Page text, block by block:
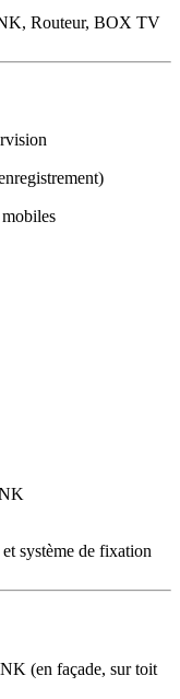
Routeur, BOX TV
système de fixation
(en façade, sur toit